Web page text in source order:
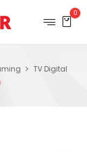
0
TV Digital